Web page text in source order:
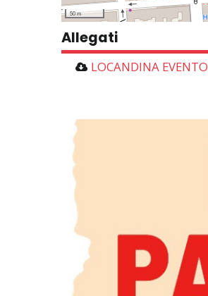
50 m
Allegati
LOCANDINA EVENTO